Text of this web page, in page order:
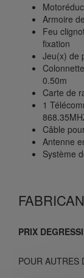
Armoire
Feu
fixation
Jeu(x) de
0.50m
Carte de
1
Câble
Antenne
Système
PRIX
POUR AUTRES